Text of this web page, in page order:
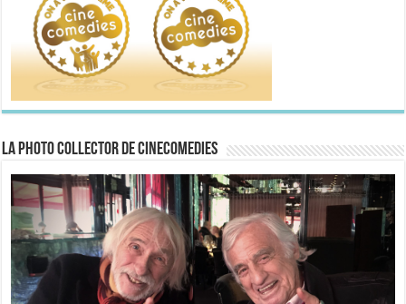
La Photo collector de CineComedies